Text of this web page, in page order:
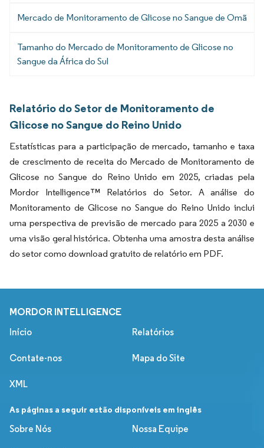
Mercado de Monitoramento de Glicose no Sangue de Omã
Tamanho do Mercado de Monitoramento de Glicose no
Sangue da África do Sul
Relatório do Setor de Monitoramento de
Glicose no Sangue do Reino Unido
Estatísticas para a participação de mercado, tamanho e taxa
de crescimento de receita do Mercado de Monitoramento de
Glicose no Sangue do Reino Unido em 2025, criadas pela
Mordor Intelligence™ Relatórios do Setor. A análise do
Monitoramento de Glicose no Sangue do Reino Unido inclui
uma perspectiva de previsão de mercado para 2025 a 2030 e
uma visão geral histórica. Obtenha uma amostra desta análise
do setor como download gratuito de relatório em PDF.
MORDOR INTELLIGENCE
Início Relatórios
Contate-nos Mapa do Site
XML
As páginas a seguir estão disponíveis em inglês
Sobre Nós
Nossa Equipe